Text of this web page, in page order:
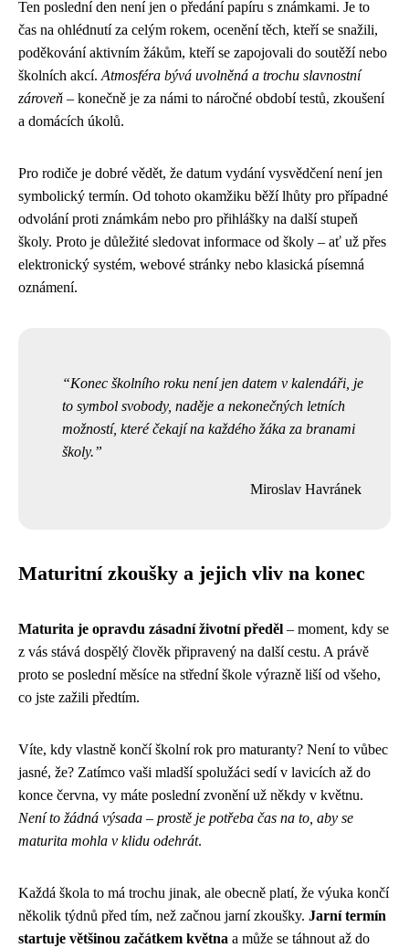
Ten poslední den není jen o předání papíru s známkami. Je to
čas na ohlédnutí za celým rokem, ocenění těch, kteří se snažili,
poděkování aktivním žákům, kteří se zapojovali do soutěží nebo
školních akcí. Atmosféra bývá uvolněná a trochu slavnostní
zároveň – konečně je za námi to náročné období testů, zkoušení
a domácích úkolů.
Pro rodiče je dobré vědět, že datum vydání vysvědčení není jen
symbolický termín. Od tohoto okamžiku běží lhůty pro případné
odvolání proti známkám nebo pro přihlášky na další stupeň
školy. Proto je důležité sledovat informace od školy – ať už přes
elektronický systém, webové stránky nebo klasická písemná
oznámení.
Konec školního roku není jen datem v kalendáři, je
to symbol svobody, naděje a nekonečných letních
možností, které čekají na každého žáka za branami
školy.
Miroslav Havránek
Maturitní zkoušky a jejich vliv na konec
Maturita je opravdu zásadní životní předěl – moment, kdy se
z vás stává dospělý člověk připravený na další cestu. A právě
proto se poslední měsíce na střední škole výrazně liší od všeho,
co jste zažili předtím.
Víte, kdy vlastně končí školní rok pro maturanty? Není to vůbec
jasné, že? Zatímco vaši mladší spolužáci sedí v lavicích až do
konce června, vy máte poslední zvonění už někdy v květnu.
Není to žádná výsada – prostě je potřeba čas na to, aby se
maturita mohla v klidu odehrát.
Každá škola to má trochu jinak, ale obecně platí, že výuka končí
několik týdnů před tím, než začnou jarní zkoušky. Jarní termín
startuje většinou začátkem května a může se táhnout až do